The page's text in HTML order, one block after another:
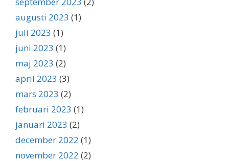
augusti 2023 (1)
juli 2023 (1)
juni 2023 (1)
maj 2023 (2)
april 2023 (3)
mars 2023 (2)
februari 2023 (1)
januari 2023 (2)
december 2022 (1)
november 2022 (2)